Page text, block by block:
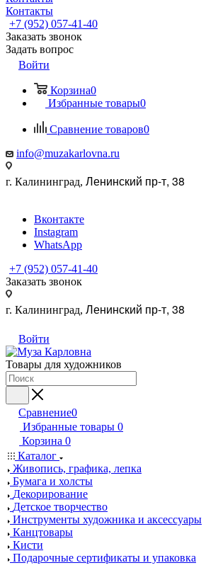
Контакты
+7 (952) 057-41-40
Заказать звонок
Задать вопрос
Войти
Корзина0
Избранные товары0
Сравнение товаров0
info@muzakarlovna.ru
г. Калининград, Ленинский пр-т, 38
Вконтакте
Instagram
WhatsApp
+7 (952) 057-41-40
Заказать звонок
г. Калининград, Ленинский пр-т, 38
Войти
Товары для художников
Сравнение0
Избранные товары 0
Корзина 0
Каталог
Живопись, графика, лепка
Бумага и холсты
Декорирование
Детское творчество
Инструменты художника и аксессуары
Канцтовары
Кисти
Подарочные сертификаты и упаковка